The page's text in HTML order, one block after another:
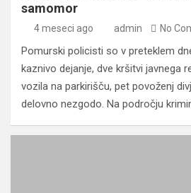
samomor
4 meseci ago admin No
Pomurski policisti so v preteklem
kaznivo dejanje, dve kršitvi javnega
vozila na parkirišču, pet povoženj
delovno nezgodo. Na področju